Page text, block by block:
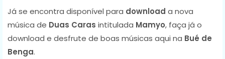
Já se encontra disponível para download a nova
música de Duas Caras intitulada Mamyo, faça já o
download e desfrute de boas músicas aqui na Bué de
Benga.